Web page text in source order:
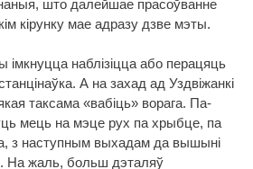
што далейшае прасоўванне
кірунку мае адразу дзве мэты.
наблізіцца або перацяць
А на захад ад Уздвіжанкі
таксама «вабіць» ворага. Па-
мець на мэце рух па хрыбце, па
з наступным выхадам да вышыні
На жаль, больш дэталяў